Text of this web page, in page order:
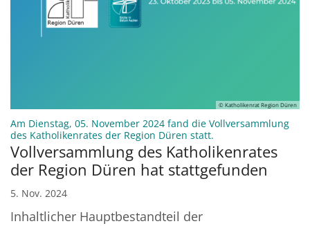
© Katholikenrat Region Düren
Am Dienstag, 05. November 2024 fand die Vollversammlung
des Katholikenrates der Region Düren statt.
Vollversammlung des Katholikenrates
der Region Düren hat stattgefunden
5. Nov. 2024
Inhaltlicher Hauptbestandteil der